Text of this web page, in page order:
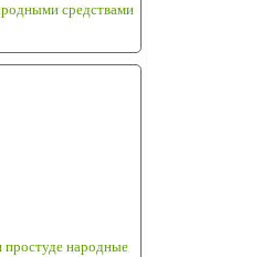
средствами
простуде народные